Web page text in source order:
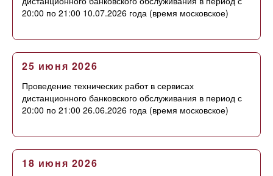
20:00 по 21:00 10.07.2026 года (время московское)
25 июня 2026
Проведение технических работ в сервисах
дистанционного банковского обслуживания в период с
20:00 по 21:00 26.06.2026 года (время московское)
18 июня 2026